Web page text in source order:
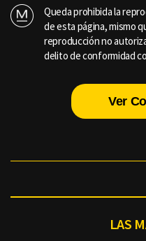
Queda prohibida la
de esta página, mismo
reproducción no
delito de conformidad
Ver
LAS